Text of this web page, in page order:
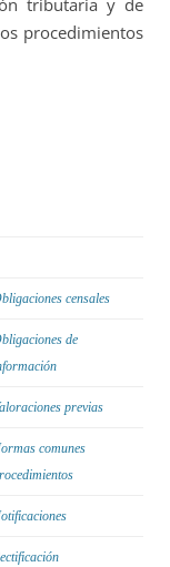
tributaria y de
procedimientos
censales
de
previas
comunes